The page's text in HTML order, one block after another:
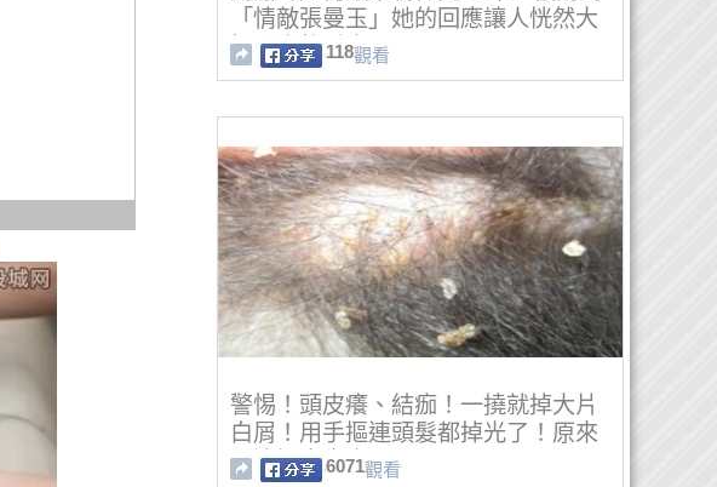
「情敵張曼玉」她的回應讓人恍然大
悟：先夠愛自己
118觀看
警惕！頭皮癢、結痂！一撓就掉大片
白屑！用手摳連頭髮都掉光了！原來
是這裡出大事！
6071觀看